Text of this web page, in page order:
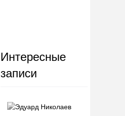
Интересные
записи